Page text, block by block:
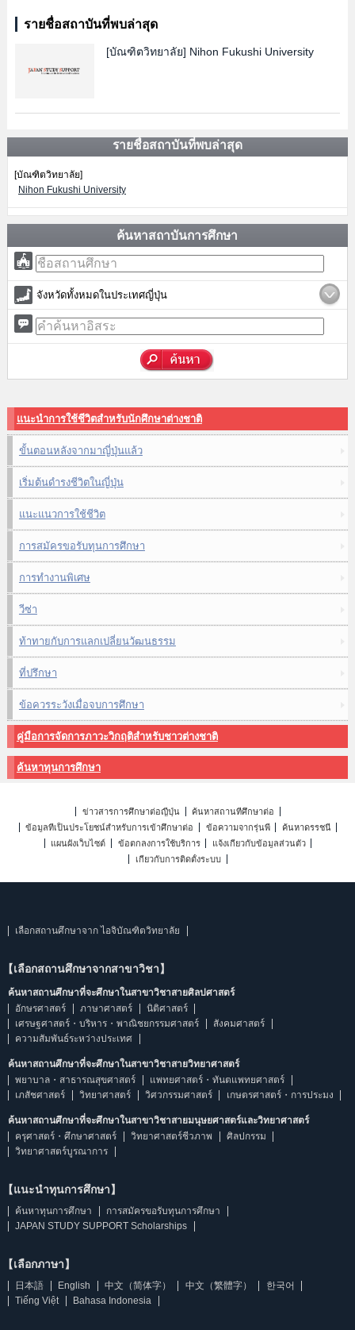
รายชื่อสถาบันที่พบล่าสุด
[บัณฑิตวิทยาลัย] Nihon Fukushi University
รายชื่อสถาบันที่พบล่าสุด
[บัณฑิตวิทยาลัย]
Nihon Fukushi University
ค้นหาสถาบันการศึกษา
จังหวัดทั้งหมดในประเทศญี่ปุ่น
แนะนำการใช้ชีวิตสำหรับนักศึกษาต่างชาติ
ขั้นตอนหลังจากมาญี่ปุ่นแล้ว
เริ่มต้นดำรงชีวิตในญี่ปุ่น
แนะแนวการใช้ชีวิต
การสมัครขอรับทุนการศึกษา
การทำงานพิเศษ
วีซ่า
ท้าทายกับการแลกเปลี่ยนวัฒนธรรม
ที่ปรึกษา
ข้อควรระวังเมื่อจบการศึกษา
คู่มือการจัดการภาวะวิกฤติสำหรับชาวต่างชาติ
ค้นหาทุนการศึกษา
ข่าวสารการศึกษาต่อญี่ปุ่น
ค้นหาสถานที่ศึกษาต่อ
ข้อมูลที่เป็นประโยชน์สำหรับการเข้าศึกษาต่อ
ข้อความจากรุ่นพี่
ค้นหาดรรชนี
แผนผังเว็บไซต์
ข้อตกลงการใช้บริการ
แจ้งเกี่ยวกับข้อมูลส่วนตัว
เกี่ยวกับการติดตั้งระบบ
เลือกสถานศึกษาจาก ไอจิบัณฑิตวิทยาลัย
【เลือกสถานศึกษาจากสาขาวิชา】
ค้นหาสถานศึกษาที่จะศึกษาในสาขาวิชาสายศิลปศาสตร์
อักษรศาสตร์
ภาษาศาสตร์
นิติศาสตร์
เศรษฐศาสตร์・บริหาร・พาณิชยกรรมศาสตร์
สังคมศาสตร์
ความสัมพันธ์ระหว่างประเทศ
ค้นหาสถานศึกษาที่จะศึกษาในสาขาวิชาสายวิทยาศาสตร์
พยาบาล・สาธารณสุขศาสตร์
แพทยศาสตร์・ทันตแพทยศาสตร์
เภสัชศาสตร์
วิทยาศาสตร์ วิศวกรรมศาสตร์ เกษตรศาสตร์・การประมง
ค้นหาสถานศึกษาที่จะศึกษาในสาขาวิชาสายมนุษยศาสตร์และวิทยาศาสตร์
ครุศาสตร์・ศึกษาศาสตร์
วิทยาศาสตร์ชีวภาพ
ศิลปกรรม
วิทยาศาสตร์บูรณาการ
【แนะนำทุนการศึกษา】
ค้นหาทุนการศึกษา
การสมัครขอรับทุนการศึกษา
JAPAN STUDY SUPPORT Scholarships
【เลือกภาษา】
日本語 English 中文（简体字） 中文（繁體字）
한국어
Tiếng Việt
Bahasa Indonesia